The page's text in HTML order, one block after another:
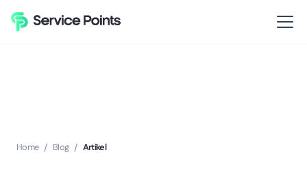
Home / Blog / Artikel